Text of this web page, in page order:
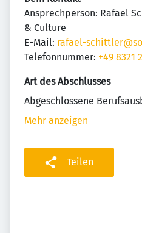
Ansprechperson: Rafael
& Culture
E-Mail: rafael-
Telefonnummer: +49 8321
Art des Abschlusses
Abgeschlossene
Mehr anzeigen
Teilen